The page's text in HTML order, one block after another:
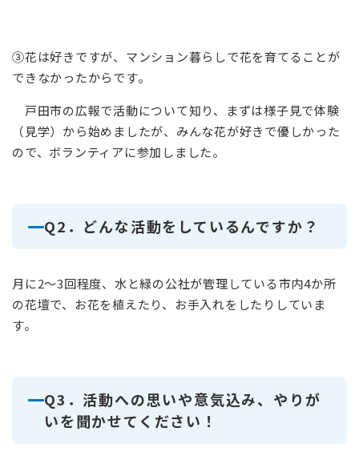
③花は好きですが、マンション暮らしで花を育てることが
できなかったからです。
戸田市の広報で活動について知り、まずは様子見で体験
（見学）から始めましたが、みんな花が好きで優しかった
ので、ボランティアに参加しました。
Q2．どんな活動をしているんですか？
月に2～3回程度、水と緑の公社が管理している市内4か所
の花壇で、お花を植えたり、お手入れをしたりしていま
す。
Q3．活動への思いや意気込み、やりが
いを聞かせてください！